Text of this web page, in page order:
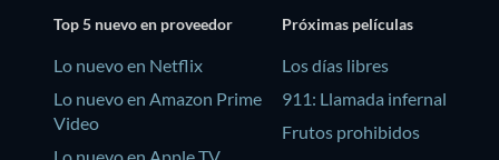
Top 5 nuevo en proveedor
Lo nuevo en Netflix
Lo nuevo en Amazon Prime
Video
Lo nuevo en Apple TV
Próximas películas
Los días libres
911: Llamada infernal
Frutos prohibidos